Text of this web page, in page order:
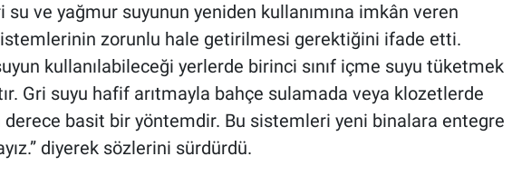
su ve yağmur suyunun yeniden kullanımına imkân veren
zorunlu hale getirilmesi gerektiğini ifade etti.
kullanılabileceği yerlerde birinci sınıf içme suyu tüketmek
Gri suyu hafif arıtmayla bahçe sulamada veya klozetlerde
basit bir yöntemdir. Bu sistemleri yeni binalara entegre
diyerek sözlerini sürdürdü.